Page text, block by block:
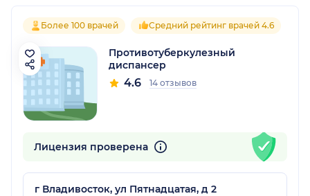
Более 100 врачей Средний рейтинг врачей 4.6
Противотуберкулезный
диспансер
4.6 14 отзывов
Лицензия проверена
г Владивосток, ул Пятнадцатая, д 2